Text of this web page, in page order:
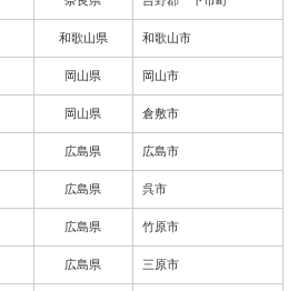
和歌山県 和歌山市
岡山県 岡山市
岡山県 倉敷市
広島県 広島市
広島県 呉市
広島県 竹原市
広島県 三原市